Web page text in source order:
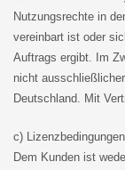
Nutzungsrechte in
vereinbart ist oder
Auftrags ergibt. Im
nicht
Deutschland. Mit
c) Lizenzbedingungen
Dem Kunden ist